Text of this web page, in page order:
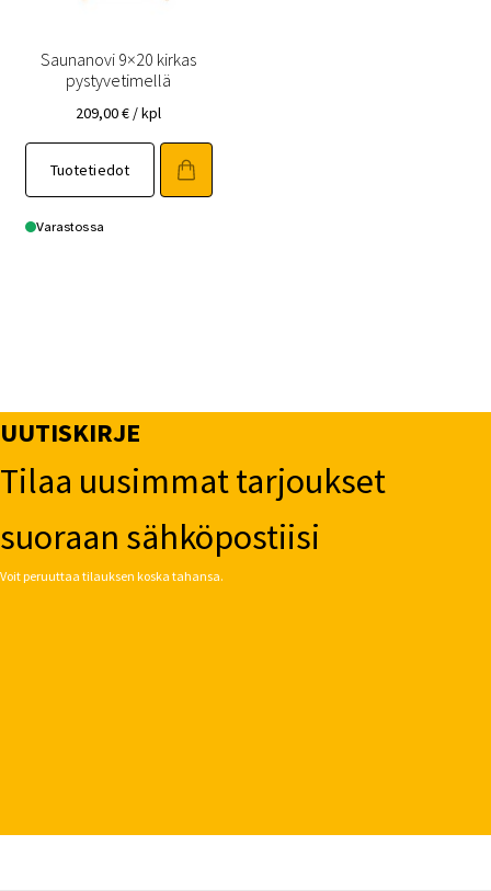
Saunanovi 9×20 kirkas
pystyvetimellä
209,00€ / kpl
Tuotetiedot
Tällä
tuotteella
on
useampi
Varastossa
UUTISKIRJE
Tilaa uusimmat tarjoukset
suoraan sähköpostiisi
Voit peruuttaa tilauksen koska tahansa.